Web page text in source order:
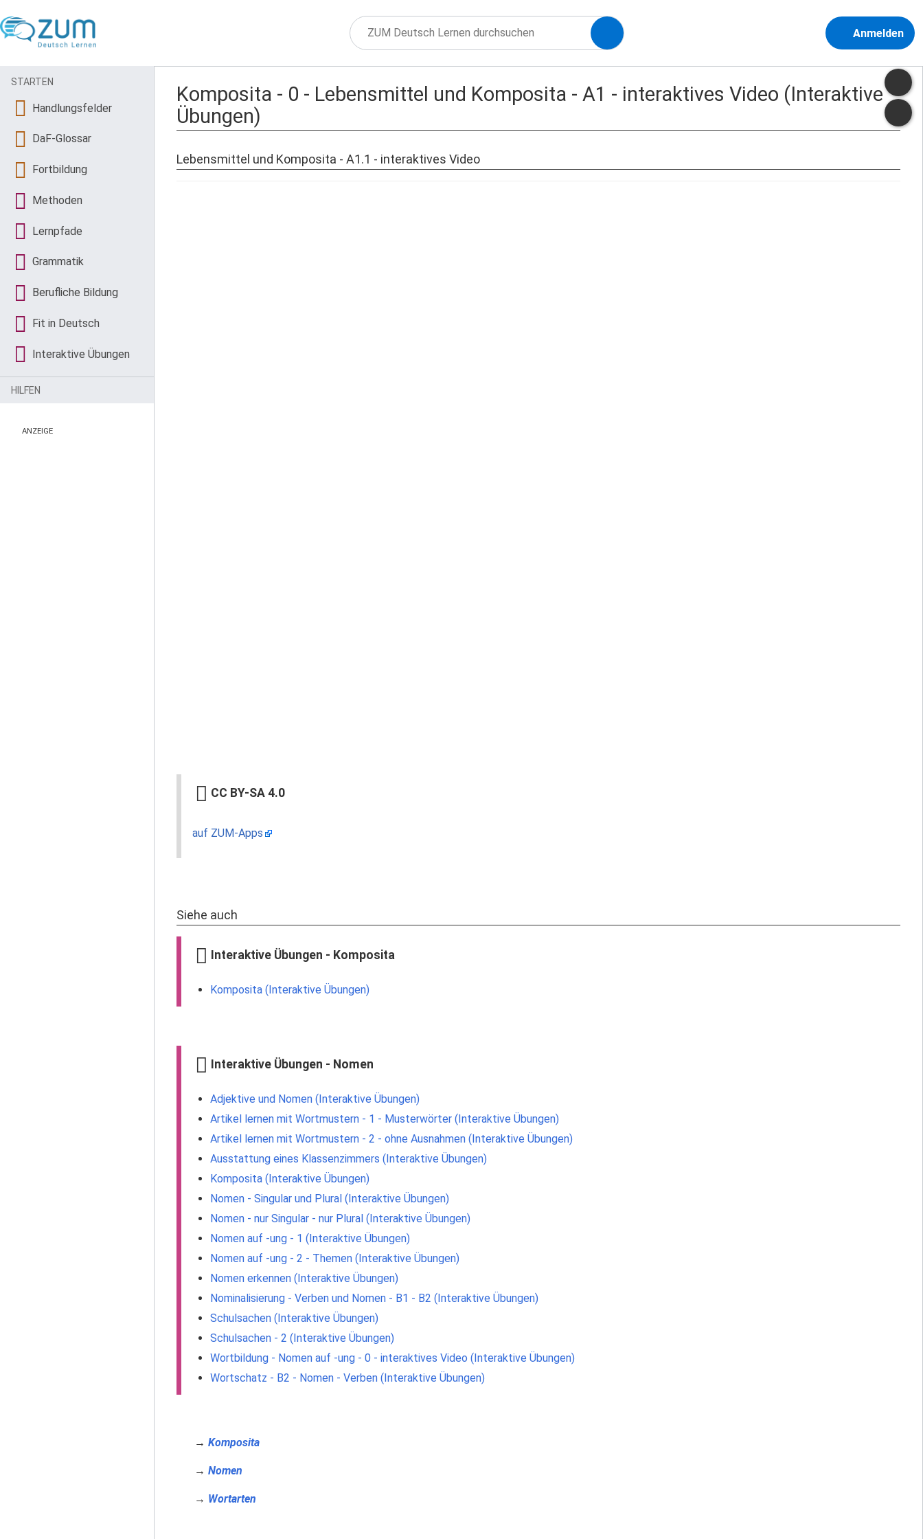
Anmelden
Komposita - 0 - Lebensmittel und Komposita - A1 - interaktives Video (Interaktive
Übungen)
Lebensmittel und Komposita - A1.1 - interaktives Video
CC BY-SA 4.0
auf ZUM-Apps
Siehe auch
Interaktive Übungen - Komposita
Komposita (Interaktive Übungen)
Interaktive Übungen - Nomen
Adjektive und Nomen (Interaktive Übungen)
Artikel lernen mit Wortmustern - 1 - Musterwörter (Interaktive Übungen)
Artikel lernen mit Wortmustern - 2 - ohne Ausnahmen (Interaktive Übungen)
Ausstattung eines Klassenzimmers (Interaktive Übungen)
Komposita (Interaktive Übungen)
Nomen - Singular und Plural (Interaktive Übungen)
Nomen - nur Singular - nur Plural (Interaktive Übungen)
Nomen auf -ung - 1 (Interaktive Übungen)
Nomen auf -ung - 2 - Themen (Interaktive Übungen)
Nomen erkennen (Interaktive Übungen)
Nominalisierung - Verben und Nomen - B1 - B2 (Interaktive Übungen)
Schulsachen (Interaktive Übungen)
Schulsachen - 2 (Interaktive Übungen)
Wortbildung - Nomen auf -ung - 0 - interaktives Video (Interaktive Übungen)
Wortschatz - B2 - Nomen - Verben (Interaktive Übungen)
→ Komposita
→ Nomen
→ Wortarten
STARTEN
Handlungsfelder
DaF-Glossar
Fortbildung
Methoden
Lernpfade
Grammatik
Berufliche Bildung
Fit in Deutsch
Interaktive Übungen
HILFEN
ANZEIGE